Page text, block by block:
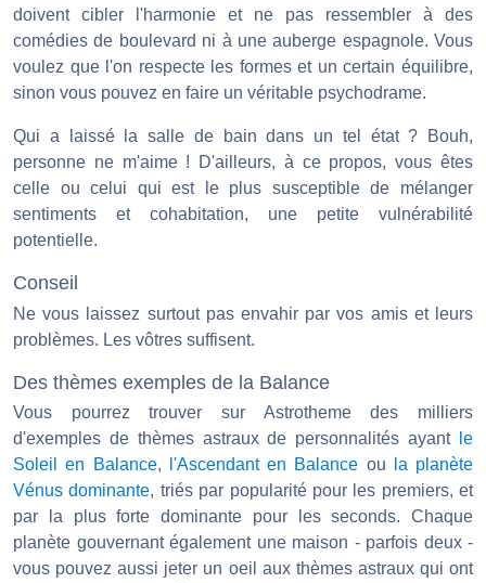
doivent cibler l'harmonie et ne pas ressembler à des
comédies de boulevard ni à une auberge espagnole. Vous
voulez que l'on respecte les formes et un certain équilibre,
sinon vous pouvez en faire un véritable psychodrame.
Qui a laissé la salle de bain dans un tel état ? Bouh,
personne ne m'aime ! D'ailleurs, à ce propos, vous êtes
celle ou celui qui est le plus susceptible de mélanger
sentiments et cohabitation, une petite vulnérabilité
potentielle.
Conseil
Ne vous laissez surtout pas envahir par vos amis et leurs
problèmes. Les vôtres suffisent.
Des thèmes exemples de la Balance
Vous pourrez trouver sur Astrotheme des milliers
d'exemples de thèmes astraux de personnalités ayant
le
Soleil en Balance, l'Ascendant en Balance ou
la planète
Vénus dominante, triés par popularité pour les premiers, et
par la plus forte dominante pour les seconds. Chaque
planète gouvernant également une maison - parfois deux -
vous pouvez aussi jeter un oeil aux thèmes astraux qui ont